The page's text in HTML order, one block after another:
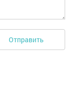
Отправить